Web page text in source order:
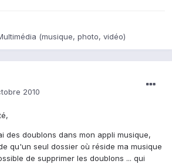
(musique, photo, vidéo)
2010
des doublons dans mon appli musique,
qu'un seul dossier où réside ma musique
de supprimer les doublons ... qui